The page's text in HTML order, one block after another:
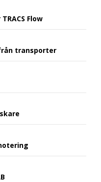
Flow
transporter